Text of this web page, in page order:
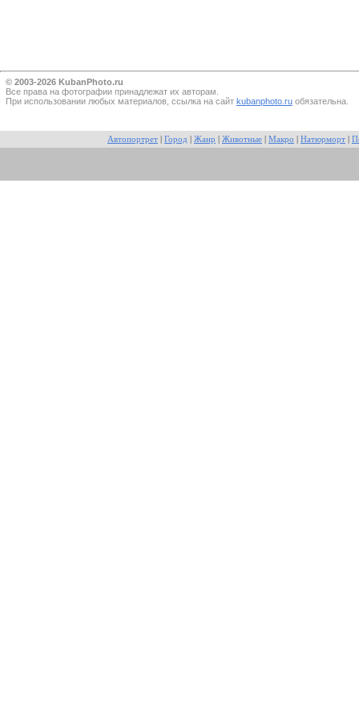
© 2003-2026 KubanPhoto.ru
Все прaва на фотографии принадлежат их авторам.
При использовании любых материалов, ссылка на сайт kubanphoto.ru обязательна.
Автопортрет Город Жанр Животные Макро Натюрморт